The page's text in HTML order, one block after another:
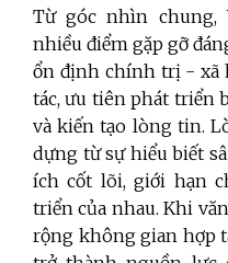
Từ góc nhìn chung,
nhiều điểm gặp gỡ
ổn định chính trị - xã
tác, ưu tiên phát triển
và kiến tạo lòng tin.
dựng từ sự hiểu biết
ích cốt lõi, giới hạn
triển của nhau. Khi
rộng không gian hợp